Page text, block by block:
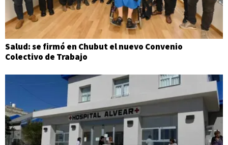
Salud: se firmó en Chubut el nuevo Convenio
Colectivo de Trabajo